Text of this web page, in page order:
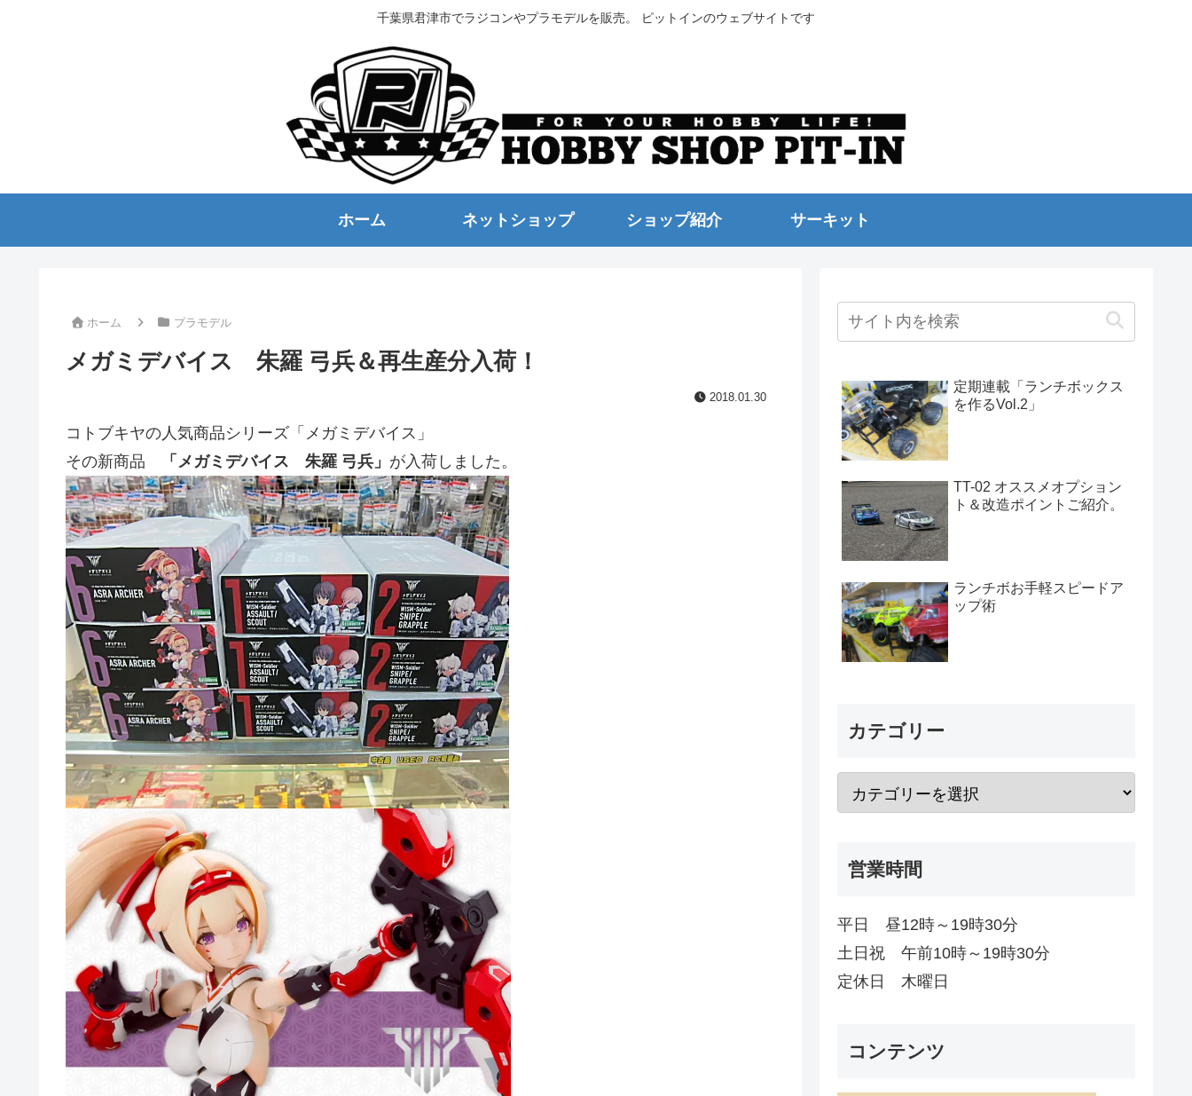
千葉県君津市でラジコンやプラモデルを販売。 ピットインのウェブサイトです
ホーム ネットショップ ショップ紹介 サーキット
ホーム プラモデル
メガミデバイス 朱羅 弓兵＆再生産分入荷！
2018.01.30
コトブキヤの人気商品シリーズ「メガミデバイス」
その新商品
「メガミデバイス 朱羅 弓兵」 が入荷しました。
定期連載「ランチボックス
を作るVol.2」
TT-02 オススメオプション
ト＆改造ポイントご紹介。
ランチボお手軽スピードア
ップ術
カテゴリー
営業時間
平日 昼12時～19時30分
土日祝 午前10時～19時30分
定休日 木曜日
コンテンツ